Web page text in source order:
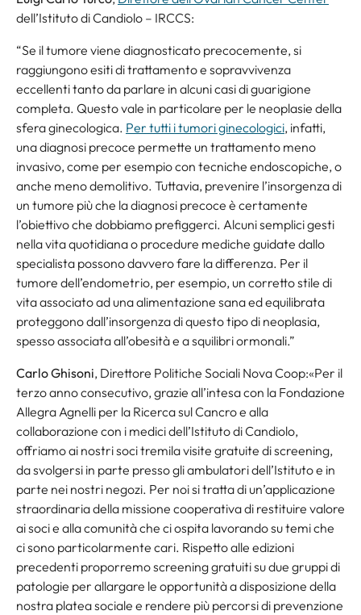
dell’Istituto di Candiolo – IRCCS:
“Se il tumore viene diagnosticato precocemente, si
raggiungono esiti di trattamento e sopravvivenza
eccellenti tanto da parlare in alcuni casi di guarigione
completa. Questo vale in particolare per le neoplasie della
sfera ginecologica. Per tutti i tumori ginecologici, infatti,
una diagnosi precoce permette un trattamento meno
invasivo, come per esempio con tecniche endoscopiche, o
anche meno demolitivo. Tuttavia, prevenire l’insorgenza di
un tumore più che la diagnosi precoce è certamente
l’obiettivo che dobbiamo prefiggerci. Alcuni semplici gesti
nella vita quotidiana o procedure mediche guidate dallo
specialista possono davvero fare la differenza. Per il
tumore dell’endometrio, per esempio, un corretto stile di
vita associato ad una alimentazione sana ed equilibrata
proteggono dall’insorgenza di questo tipo di neoplasia,
spesso associata all’obesità e a squilibri ormonali.”
Carlo Ghisoni, Direttore Politiche Sociali Nova Coop:«Per il
terzo anno consecutivo, grazie all’intesa con la Fondazione
Allegra Agnelli per la Ricerca sul Cancro e alla
collaborazione con i medici dell’Istituto di Candiolo,
offriamo ai nostri soci tremila visite gratuite di screening,
da svolgersi in parte presso gli ambulatori dell’Istituto e in
parte nei nostri negozi. Per noi si tratta di un’applicazione
straordinaria della missione cooperativa di restituire valore
ai soci e alla comunità che ci ospita lavorando su temi che
ci sono particolarmente cari. Rispetto alle edizioni
precedenti proporremo screening gratuiti su due gruppi di
patologie per allargare le opportunità a disposizione della
nostra platea sociale e rendere più percorsi di prevenzione